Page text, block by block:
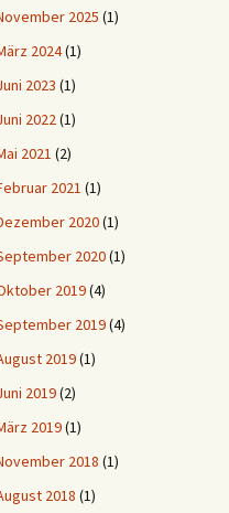
2025 (1)
2024(1)
2023 (1)
2022(1)
2021 (2)
2021 (1)
2020(1)
2020(1)
2019(4)
2019(4)
2019(1)
2019(2)
2019(1)
2018 (1)
2018 (1)